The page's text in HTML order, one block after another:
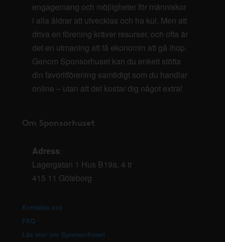
engagemang och möjligheter för människor
i alla åldrar att utvecklas och ha kul. Men att
driva en förening kräver resurser, och ofta är
det en utmaning att få ekonomin att gå ihop.
Genom Sponsorhuset kan du enkelt stötta
din favoritförening samtidigt som du handlar
online – utan att det kostar dig något extra!
Om Sponsorhuset
Adress:
Lagergatan 1 Hus B19a, 4 tr
415 11 Göteborg
Kontakta oss
FAQ
Läs mer om Sponsorhuset